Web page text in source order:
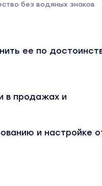
без водяных знаков
ее по
в продажах и
и настройке